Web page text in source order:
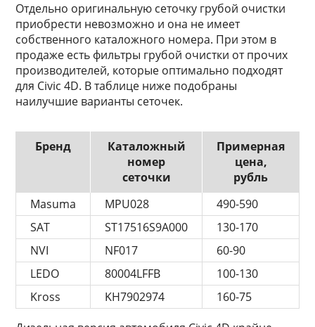
Отдельно оригинальную сеточку грубой очистки
приобрести невозможно и она не имеет
собственного каталожного номера. При этом в
продаже есть фильтры грубой очистки от прочих
производителей, которые оптимально подходят
для Civic 4D. В таблице ниже подобраны
наилучшие варианты сеточек.
Бренд
Каталожный
номер
сеточки
Примерная
цена,
рубль
Masuma
MPU028
490-590
SAT
ST17516S9A000
130-170
NVI
NF017
60-90
LEDO
80004LFFB
100-130
Kross
KH7902974
160-75